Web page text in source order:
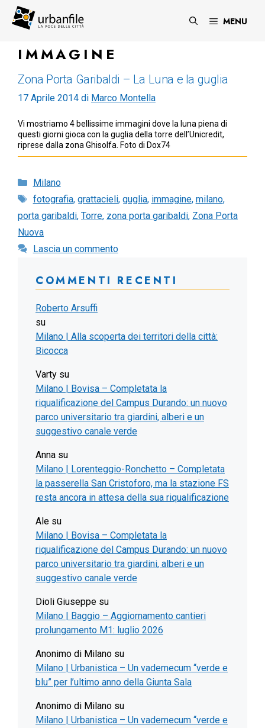
MENU
IMMAGINE
Zona Porta Garibaldi – La Luna e la guglia
17 Aprile 2014 di Marco Montella
Vi mostriamo 4 bellissime immagini dove la luna piena di
questi giorni gioca con la guglia della torre dell’Unicredit,
riprese dalla zona Ghisolfa. Foto di Dox74
Categorie
Milano
Tag
fotografia, grattacieli, guglia, immagine, milano,
porta garibaldi, Torre, zona porta garibaldi, Zona Porta
Nuova
Lascia un commento
COMMENTI RECENTI
Roberto Arsuffi
su
Milano | Alla scoperta dei territori della città:
Bicocca
Varty su
Milano | Bovisa – Completata la
riqualificazione del Campus Durando: un nuovo
parco universitario tra giardini, alberi e un
suggestivo canale verde
Anna su
Milano | Lorenteggio-Ronchetto – Completata
la passerella San Cristoforo, ma la stazione FS
resta ancora in attesa della sua riqualificazione
Ale su
Milano | Bovisa – Completata la
riqualificazione del Campus Durando: un nuovo
parco universitario tra giardini, alberi e un
suggestivo canale verde
Dioli Giuseppe su
Milano | Baggio – Aggiornamento cantieri
prolungamento M1: luglio 2026
Anonimo di Milano su
Milano | Urbanistica – Un vademecum “verde e
blu” per l’ultimo anno della Giunta Sala
Anonimo di Milano su
Milano | Urbanistica – Un vademecum “verde e